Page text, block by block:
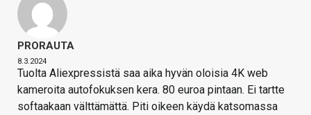
PRORAUTA
8.3.2024
Tuolta Aliexpressistä saa aika hyvän oloisia 4K web
kameroita autofokuksen kera. 80 euroa pintaan. Ei tartte
softaakaan välttämättä. Piti oikeen käydä katsomassa